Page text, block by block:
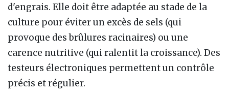
d'engrais. Elle doit être adaptée au stade de la
culture pour éviter un excès de sels (qui
provoque des brûlures racinaires) ou une
carence nutritive (qui ralentit la croissance). Des
testeurs électroniques permettent un contrôle
précis et régulier.